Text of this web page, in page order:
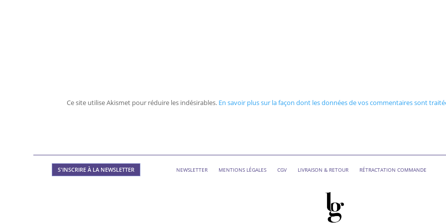
Ce site utilise Akismet pour réduire les indésirables. En savoir plus sur la façon dont les données de vos commentaires sont
S'INSCRIRE À LA NEWSLETTER NEWSLETTER MENTIONS LÉGALES CGV LIVRAISON & RETOUR RÉTRACTATION COMMANDE